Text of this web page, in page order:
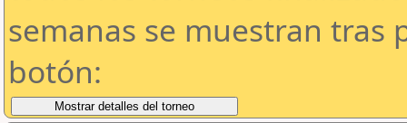
semanas se muestran tras
botón: